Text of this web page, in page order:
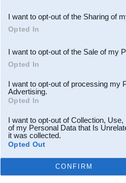
Downstream Participants
third parties.
I want to opt-out of the Sharing of
Opted In
I want to opt-out of the Sale of my
Opted In
I want to opt-out of processing my
Advertising.
Opted In
I want to opt-out of Collection,
of my Personal Data that Is
it was collected.
Opted Out
CONFIRM